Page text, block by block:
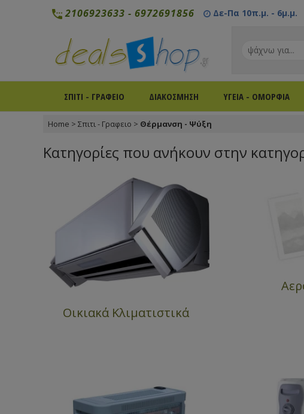
2106923633 - 6972691856 Δε-Πα 10π.μ. - 6μ.μ.
ΣΠΙΤΙ - ΓΡΑΦΕΙΟ ΔΙΑΚΟΣΜΗΣΗ ΥΓΕΙΑ - ΟΜΟΡΦΙΑ
Home > Σπιτι - Γραφειο > Θέρμανση - Ψύξη
Κατηγορίες που ανήκουν στην
Οικιακά Κλιματιστικά